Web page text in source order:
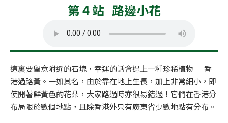
第 4 站 路邊小花
這裏要留意附近的石塊，幸運的話會遇上一種珍稀植物 ─ 香
港過路黃。一如其名，由於靠在地上生長，加上非常細小，即
使開著鮮黃色的花朵，大家路過時亦很易錯過！它們在香港分
布局限於數個地點，且除香港外只有廣東省少數地點有分布。